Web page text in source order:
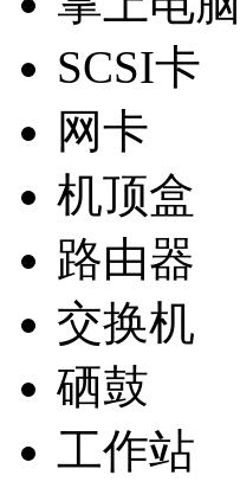
SCSI卡
网卡
机顶盒
路由器
交换机
硒鼓
工作站